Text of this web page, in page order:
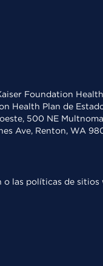
Foundation
Health Plan de
500 NE
Ave, Renton, WA
o las políticas de sitios